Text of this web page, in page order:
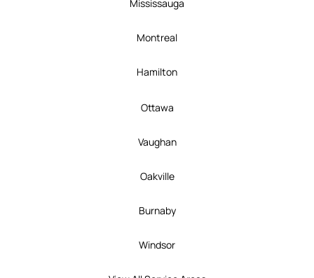
Mississauga
Montreal
Hamilton
Ottawa
Vaughan
Oakville
Burnaby
Windsor